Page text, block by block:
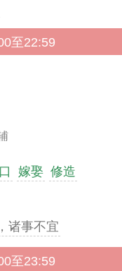
至22:59
嫁娶 修造
诸事不宜
至23:59